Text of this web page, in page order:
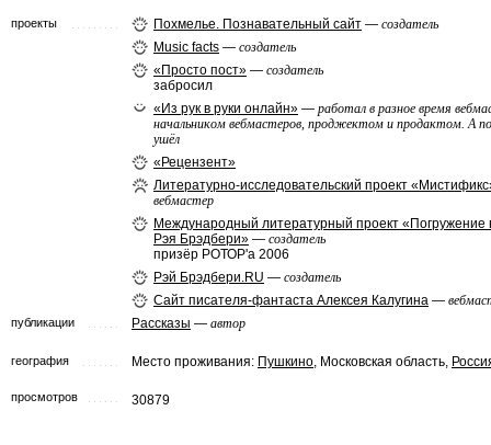
проекты Похмелье. Познавательный сайт — создатель
Music facts — создатель
«Просто пост» — создатель
забросил
«Из рук в руки онлайн» — работал в разное время
начальником вебмастеров, проджектом и продактом. А
ушёл
«Рецензент»
Литературно-исследовательский проект
вебмастер
Международный литературный проект «Погружение
Рэя Брэдбери» — создатель
призёр РОТОР'a 2006
Рэй Брэдбери.RU — создатель
Сайт писателя-фантаста Алексея Калугина —
публикации Рассказы — автор
география Место проживания: Пушкино, Московская область,
просмотров 30879